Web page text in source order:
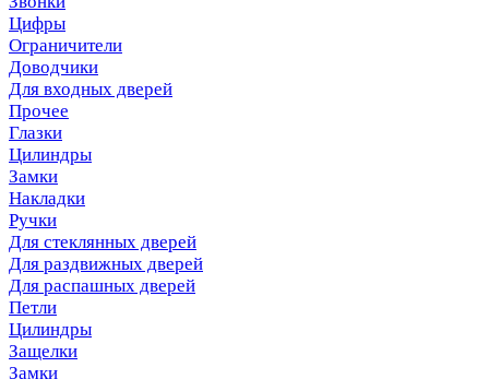
Цифры
Ограничители
Доводчики
Для входных дверей
Прочее
Глазки
Цилиндры
Замки
Накладки
Ручки
Для стеклянных дверей
Для раздвижных дверей
Для распашных дверей
Петли
Цилиндры
Защелки
Замки